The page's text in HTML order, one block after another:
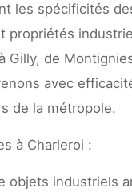
les spécificités
propriétés
Gilly, de
avec
de la métropole.
à Charleroi :
objets industriels